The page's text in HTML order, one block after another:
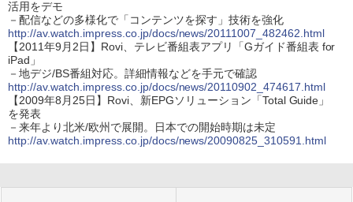
活用をデモ
－配信などの多様化で「コンテンツを探す」技術を強化
http://av.watch.impress.co.jp/docs/news/20111007_482462.html
【2011年9月2日】Rovi、テレビ番組表アプリ「Gガイド番組表 for
iPad」
－地デジ/BS番組対応。詳細情報などを手元で確認
http://av.watch.impress.co.jp/docs/news/20110902_474617.html
【2009年8月25日】Rovi、新EPGソリューション「Total Guide」
を発表
－来年より北米/欧州で展開。日本での開始時期は未定
http://av.watch.impress.co.jp/docs/news/20090825_310591.html